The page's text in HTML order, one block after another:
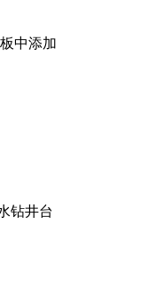
中添加
钻井台